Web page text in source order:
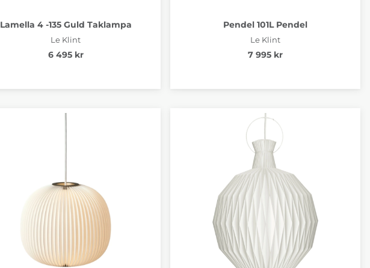
Lamella 4 -135 Guld Taklampa
Le Klint
6 495 kr
Pendel 101L Pendel
Le Klint
7 995 kr